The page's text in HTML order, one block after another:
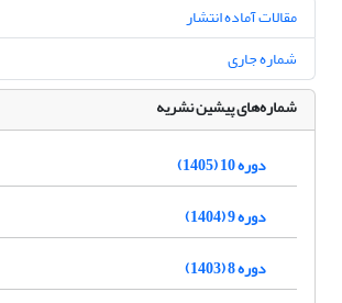
مقالات آماده انتشار
شماره جاری
شماره‌های پیشین نشریه
دوره 10 (1405)
دوره 9 (1404)
دوره 8 (1403)